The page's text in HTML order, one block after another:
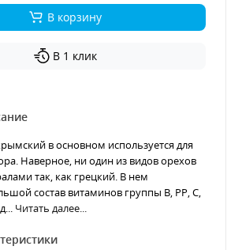
В корзину
В 1 клик
в основном используется для
Наверное, ни один из видов орехов
так, как грецкий. В нем
состав витаминов группы B, PP, C,
Читать далее...